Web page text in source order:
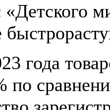
года
по